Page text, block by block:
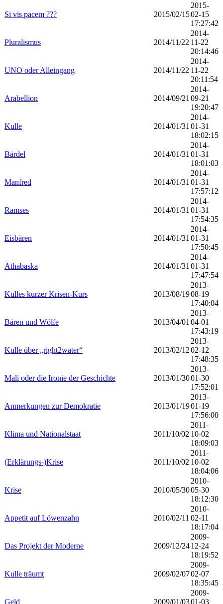
Si vis pacem ??? 2015/02/15
2015-
02-15
17:27:42
Pluralismus 2014/11/22
2014-
11-22
20:14:46
UNO oder Alleingang 2014/11/22
2014-
11-22
20:11:54
Arabellion 2014/09/21
2014-
09-21
19:20:47
Kulle 2014/01/31
2014-
01-31
18:02:15
Bärdel 2014/01/31
2014-
01-31
18:01:03
Manfred 2014/01/31
2014-
01-31
17:57:12
Ramses 2014/01/31
2014-
01-31
17:54:35
Eisbären 2014/01/31
2014-
01-31
17:50:45
Athabaska 2014/01/31
2014-
01-31
17:47:54
Kulles kurzer Krisen-Kurs 2013/08/19
2013-
08-19
17:40:04
Bären und Wölfe 2013/04/01
2013-
04-01
17:43:19
Kulle über „right2water“ 2013/02/12
2013-
02-12
17:48:35
Mali oder die Ironie der Geschichte 2013/01/30
2013-
01-30
17:52:01
Anmerkungen zur Demokratie 2013/01/19
2013-
01-19
17:56:00
Klima und Nationalstaat 2011/10/02
2011-
10-02
18:09:03
(Erklärungs-)Krise 2011/10/02
2011-
10-02
18:04:06
Krise 2010/05/30
2010-
05-30
18:12:30
Appetit auf Löwenzahn 2010/02/11
2010-
02-11
18:17:04
Das Projekt der Moderne 2009/12/24
2009-
12-24
18:19:52
Kulle träumt 2009/02/07
2009-
02-07
18:35:45
Geld 2009/01/03
2009-
01-03